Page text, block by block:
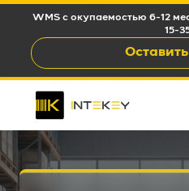
WMS c окупаемостью 6-12
15-